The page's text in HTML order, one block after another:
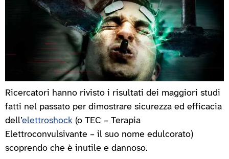
Ricercatori hanno rivisto i risultati dei maggiori studi
fatti nel passato per dimostrare sicurezza ed efficacia
dell’elettroshock (o TEC – Terapia
Elettroconvulsivante – il suo nome edulcorato)
scoprendo che è inutile e dannoso.